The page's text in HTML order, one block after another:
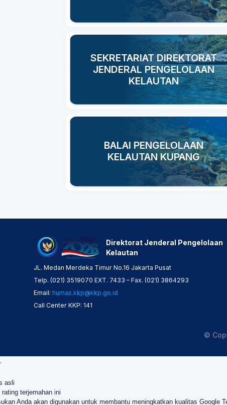
SEKRETARIAT DIREKTORAT
JENDERAL PENGELOLAAN
KELAUTAN
BALAI PENGELOLAAN
KELAUTAN KUPANG
Direktorat Jenderal Pengelolaan
Kelautan
JL. Medan Merdeka Timur No.16 Jakarta Pusat
Telp. (021) 3519070 EXT. 7433 – Fax. (021) 3864293
Email: humas.kkp@kkp.go.id
Call Center KKP: 141
©
.
asli
rating terjemahan ini
Anda akan digunakan untuk membantu meningkatkan kualitas Google